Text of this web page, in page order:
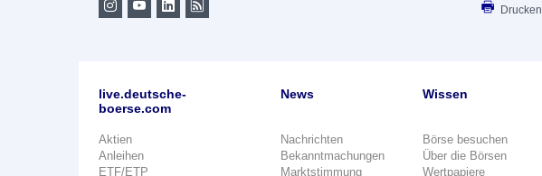
Drucken
live.deutsche-
boerse.com
Aktien
Anleihen
ETF/ETP
News
Nachrichten
Bekanntmachungen
Marktstimmung
Wissen
Börse besuchen
Über die Börsen
Wertpapiere